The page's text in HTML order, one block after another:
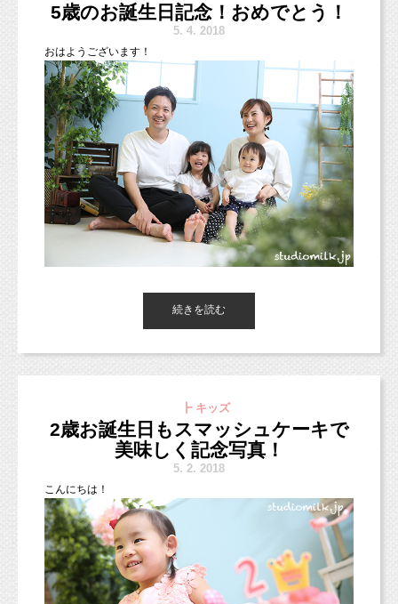
スタジオのお着物を着てくれました！
ちなみに女の子人気ナンバーワンはこのお着物なんですよ♡
（こちらのお着物は、お着付けやヘアメイクは別途ですが、お着
西東京市、立川市、小平市、羽村市、
東京都新宿区や中央区、千代田区、世田谷区、港区、江東区、渋
他、千葉県、埼玉県、神奈川県、宮城県、茨城県、愛知、広島
県、新潟県など他県からも多数お越しいただいております！）
■各種撮影プラン■
http://studiomilk.jp/price
■お手軽ネット予約■
https://www.itsuaki.com/yoyaku/webreserve/menusel?
str_id=829&stf_id=0
■インスタグラム■
https://www.instagram.com/studio_milk/
■LINEショップカード■
お友達登録で特典あり！２回目以降は撮影料金が割引に。
今日は2018年の新しいグレーの背景で撮影したお写真をいくつ
ご紹介したいと思います（＾＾）
グレーってなんだか暗い感じの写真になっちゃうかもしれないな
あ、
と思っている皆さまにもぜひぜひ撮って欲しいです♪♪
5歳のお誕生日記念！おめでとう！
5. 4. 2018
おはようございます！
す（＾＾）
今日と、あとは土日でゴールデンウィークはおしまいですが、
海外や国内旅行をしている方も多いようですね！
またお休み明けの撮影でお休みの楽しかった思い出聞かせてくだ
小池はお出かけ予定なのでちょっと心配です（＞＜；）
さて、今日の朝フォト！は、5歳のお誕生日に撮影に来てくれた
女の子♪
3歳の七五三の時から撮影に来てくれています！
続きを読む
┣ キッズ
2歳お誕生日もスマッシュケーキで
美味しく記念写真！
5. 2. 2018
こんにちは！